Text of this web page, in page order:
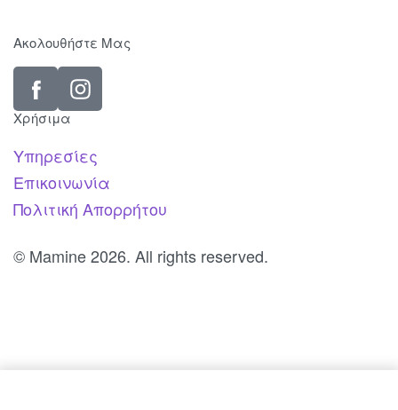
Ακολουθήστε Μας
Χρήσιμα
Υπηρεσίες
Επικοινωνία
Πολιτική Απορρήτου
© Mamine 2026. All rights reserved.